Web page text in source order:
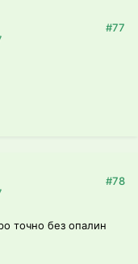
#77
#78
точно без опалин